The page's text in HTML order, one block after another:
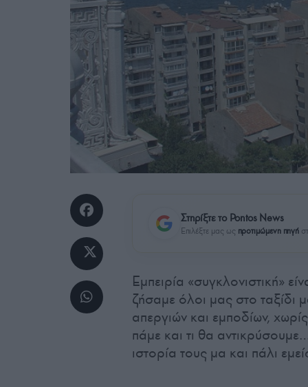
Στηρίξτε το Pontos News
Επιλέξτε μας ως προτιμώμενη πηγή
Εμπειρία «συγκλονιστική»
ζήσαμε όλοι μας στο
απεργιών και εμποδίων,
πάμε και τι θα
ιστορία τους μα και πάλι